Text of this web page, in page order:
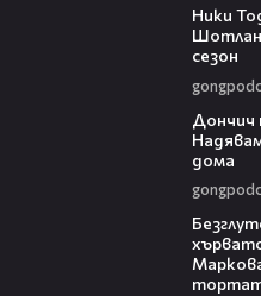
Ники
сезон
Дончич
дома